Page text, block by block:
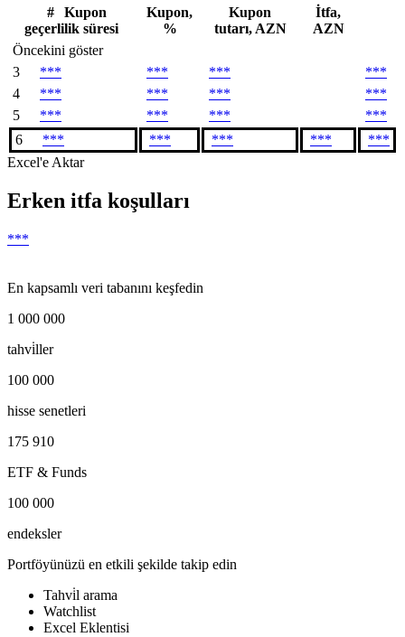
#
Kupon
geçerlilik süresi
Kupon,
%
Kupon
tutarı, AZN
İtfa,
AZN
Öncekini göster
3
*** *** ***
***
4
*** *** ***
***
5
*** *** ***
***
6
*** *** *** ***
***
Excel'e Aktar
Erken itfa koşulları
***
En kapsamlı veri tabanını keşfedin
1 000 000
tahvi̇ller
100 000
hisse senetleri
175 910
ETF & Funds
100 000
endeksler
Portföyünüzü en etkili şekilde takip edin
Tahvi̇l arama
Watchlist
Excel Eklentisi